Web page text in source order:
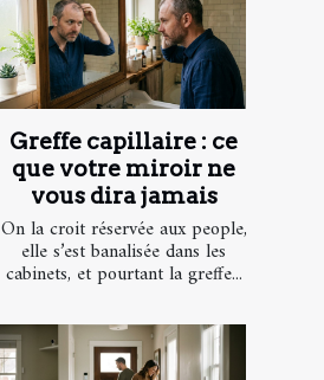
Greffe capillaire : ce
que votre miroir ne
vous dira jamais
On la croit réservée aux people,
elle s’est banalisée dans les
cabinets, et pourtant la greffe...